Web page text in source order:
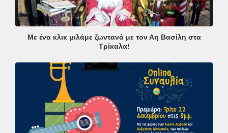
Με ένα κλικ μιλάμε ζωντανά με τον Αη Βασίλη στα
Τρίκαλα!